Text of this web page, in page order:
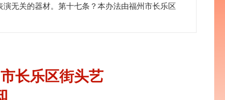
无关的器材。第十七条？本办法由福州市长乐区
长乐区街头艺